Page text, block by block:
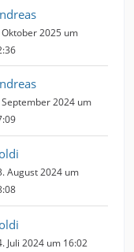
Oktober 2025 um
September 2024 um
August 2024 um
Juli 2024 um 16:02